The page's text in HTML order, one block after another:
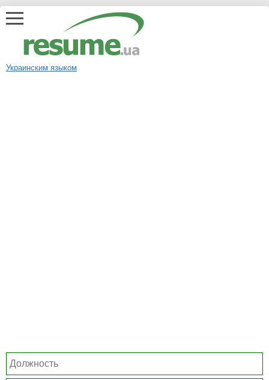
Украинским языком